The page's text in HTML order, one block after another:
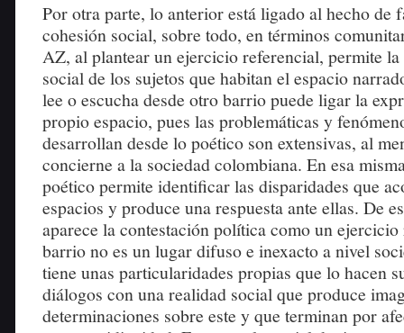
Por otra parte, lo anterior está ligado al hecho de
cohesión social, sobre todo, en términos
AZ, al plantear un ejercicio referencial, permite
social de los sujetos que habitan el espacio
lee o escucha desde otro barrio puede ligar la
propio espacio, pues las problemáticas y
desarrollan desde lo poético son extensivas, al
concierne a la sociedad colombiana. En esa
poético permite identificar las disparidades que
espacios y produce una respuesta ante ellas. De
aparece la contestación política como un
barrio no es un lugar difuso e inexacto a nivel
tiene unas particularidades propias que lo hacen
diálogos con una realidad social que produce
determinaciones sobre este y que terminan por